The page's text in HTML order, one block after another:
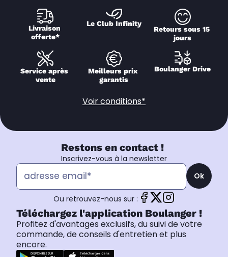
Livraison
offerte*
Le Club Infinity
Retours sous 15
jours
Service après
vente
Meilleurs prix
garantis
Boulanger Drive
Voir conditions*
Restons en contact !
Inscrivez-vous à la newsletter
Ok
Ou retrouvez-nous sur :
Téléchargez l'application Boulanger !
Profitez d'avantages exclusifs, du suivi de votre
commande, de conseils d'entretien et plus
encore.